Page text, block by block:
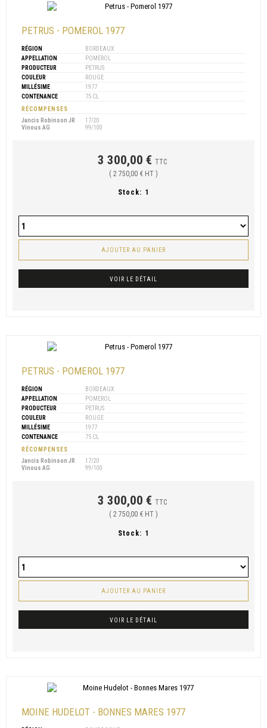
PETRUS - POMEROL 1977
RÉGION
BORDEAUX
APPELLATION
POMEROL
PRODUCTEUR
PETRUS
COULEUR
ROUGE
MILLÉSIME
1977
CONTENANCE
75 CL
RÉCOMPENSES
Jancis Robinson JR
17/20
Vinous AG
99/100
3 300,00 € TTC
( 2 750,00 € HT )
Stock: 1
AJOUTER AU PANIER
VOIR LE DÉTAIL
PETRUS - POMEROL 1977
RÉGION
BORDEAUX
APPELLATION
POMEROL
PRODUCTEUR
PETRUS
COULEUR
ROUGE
MILLÉSIME
1977
CONTENANCE
75 CL
RÉCOMPENSES
Jancis Robinson JR
17/20
Vinous AG
99/100
3 300,00 € TTC
( 2 750,00 € HT )
Stock: 1
AJOUTER AU PANIER
VOIR LE DÉTAIL
MOINE HUDELOT - BONNES MARES 1977